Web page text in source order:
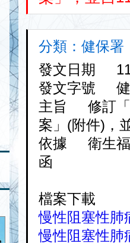
分類：健保署
發文日期
發文字號 健
主旨 修訂「
案」(附件)，
依據 衛生福
函
檔案下載
慢性阻塞性肺
慢性阻塞性肺